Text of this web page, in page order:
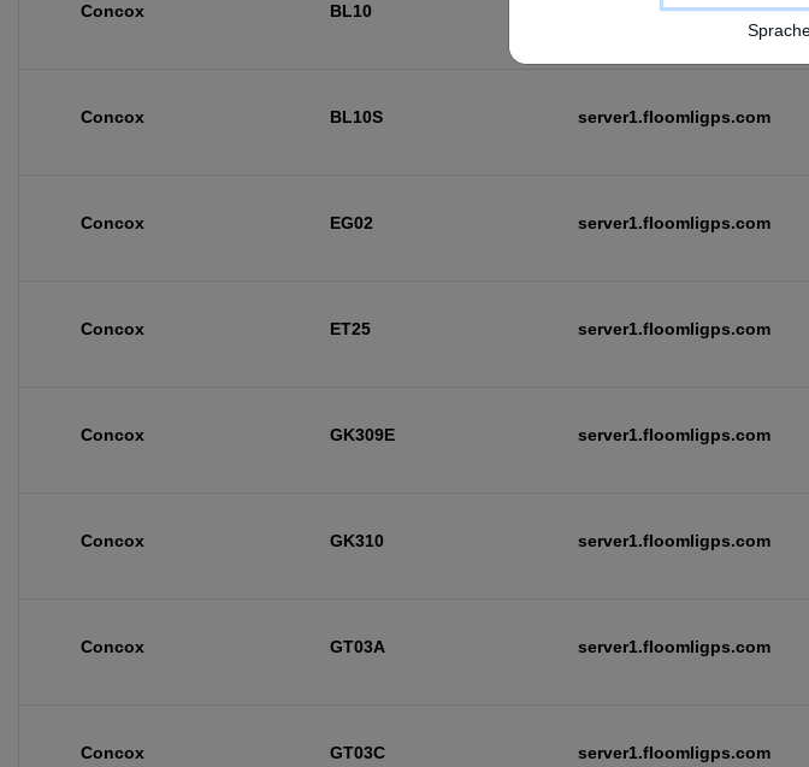
Concox BL10 server1.floomligps.com
Concox BL10S server1.floomligps.com
Concox EG02 server1.floomligps.com
Concox ET25 server1.floomligps.com
Concox GK309E server1.floomligps.com
Concox GK310 server1.floomligps.com
Concox GT03A server1.floomligps.com
Concox GT03C server1.floomligps.com